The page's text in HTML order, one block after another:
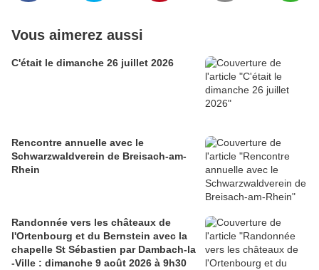
Vous aimerez aussi
C'était le dimanche 26 juillet 2026
Rencontre annuelle avec le
Schwarzwaldverein de Breisach-am-
Rhein
Randonnée vers les châteaux de
l'Ortenbourg et du Bernstein avec la
chapelle St Sébastien par Dambach-la
-Ville : dimanche 9 août 2026 à 9h30